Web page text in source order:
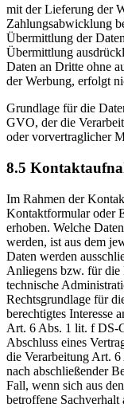
mit der Lieferung der
Zahlungsabwicklung
Übermittlung der
Übermittlung
Daten an Dritte ohne
der Werbung, erfolgt
Grundlage für die
GVO, der die
oder vorvertraglicher
8.5
Im Rahmen der
Kontaktformular oder
erhoben. Welche
werden, ist aus dem
Daten werden
Anliegens bzw. für die
technische
Rechtsgrundlage für
berechtigtes Interesse
Art. 6 Abs. 1 lit. f DS-
Abschluss eines
die Verarbeitung Art.
nach abschließender
Fall, wenn sich aus
betroffene